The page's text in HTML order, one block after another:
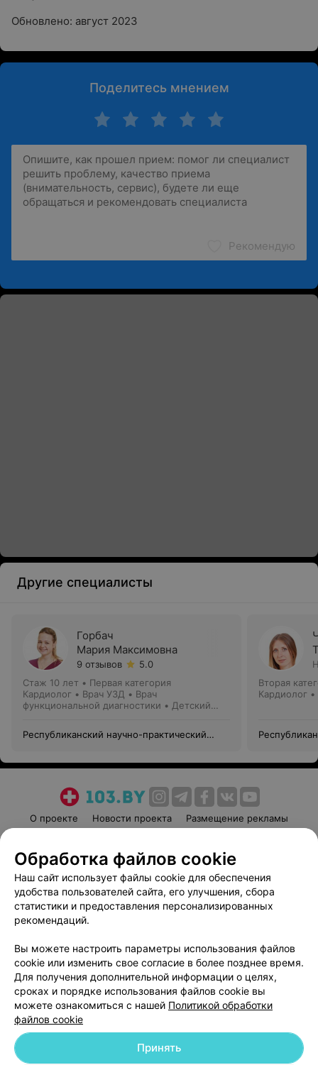
Обновлено: август 2023
Поделитесь мнением
Рекомендую
Другие специалисты
Горбач
Мария Максимовна
9 отзывов
5.0
Стаж 10 лет • Первая категория
Кардиолог • Врач УЗД • Врач
функциональной диагностики • Детский
Республиканский научно-практический
Вторая
Кардиолог
О проекте Новости проекта
Размещение рекламы
Пользовательское соглашение
Способы оплаты
Вакансии
Партнеры
Написать руководителю 103.by
Обработка персональных данных
© 2026 ООО «Артокс Лаб», УНП 191700409 | 220012, Республика Беларусь,
Обработка файлов cookie
Наш сайт использует файлы cookie для обеспечения
удобства пользователей сайта, его улучшения, сбора
статистики и предоставления персонализированных
рекомендаций.
Вы можете настроить параметры использования файлов
cookie или изменить свое согласие в более позднее время.
Для получения дополнительной информации о целях,
сроках и порядке использования файлов cookie вы
можете ознакомиться с нашей Политикой обработки
файлов cookie
Принять